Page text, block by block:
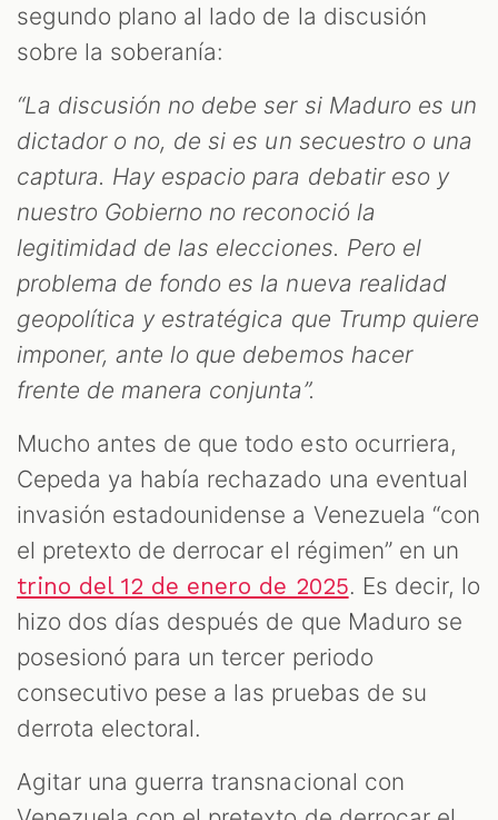
segundo plano al lado de la discusión
sobre la soberanía:
“La discusión no debe ser si Maduro es un
dictador o no, de si es un secuestro o una
captura. Hay espacio para debatir eso y
nuestro Gobierno no reconoció la
legitimidad de las elecciones. Pero el
problema de fondo es la nueva realidad
geopolítica y estratégica que Trump quiere
imponer, ante lo que debemos hacer
frente de manera conjunta”.
Mucho antes de que todo esto ocurriera,
Cepeda ya había rechazado una eventual
invasión estadounidense a Venezuela “con
el pretexto de derrocar el régimen” en un
trino del 12 de enero de 2025. Es decir, lo
hizo dos días después de que Maduro se
posesionó para un tercer periodo
consecutivo pese a las pruebas de su
derrota electoral.
Agitar una guerra transnacional con